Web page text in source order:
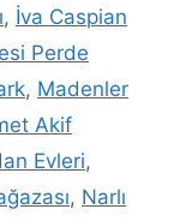
, İva Caspian
Perde
, Madenler
Akif
Evleri,
, Narlı